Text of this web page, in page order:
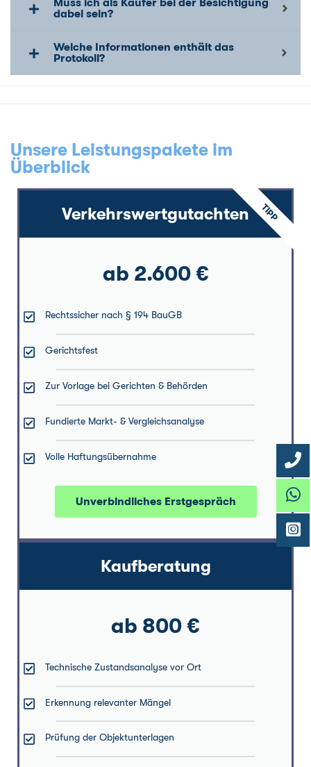
Muss ich als Käufer bei der Besichtigung
dabei sein?
Welche Informationen enthält das
Protokoll?
Unsere Leistungspakete im
Überblick
Kaufberatung
ab 800 €
Technische Zustandsanalyse vor Ort
Erkennung relevanter Mängel
Prüfung der Objektunterlagen
Verkehrswertgutachten
ab 2.600 €
Rechtssicher nach § 194 BauGB
Gerichtsfest
Zur Vorlage bei Gerichten & Behörden
Fundierte Markt- & Vergleichsanalyse
Volle Haftungsübernahme
Unverbindliches Erstgespräch
TIPP